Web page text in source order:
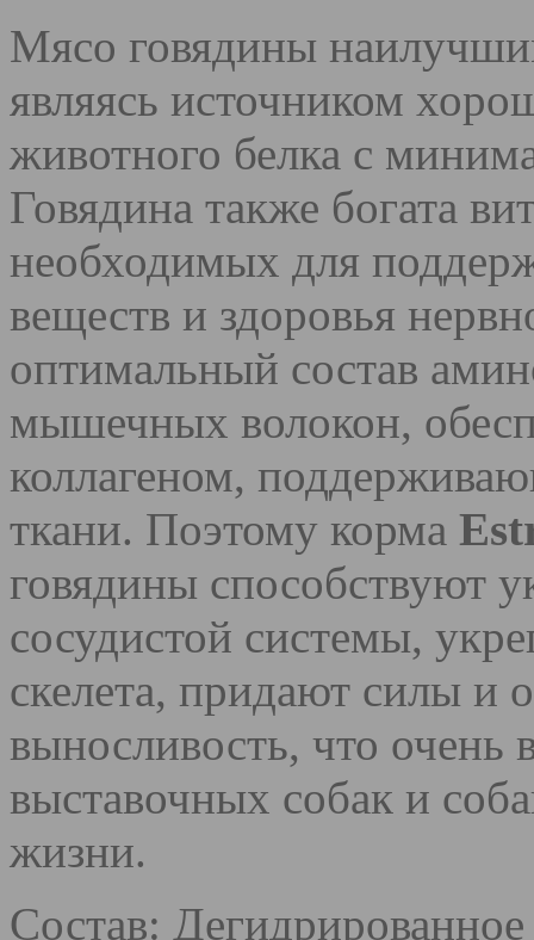
Мясо говядины
являясь источником
животного белка с
Говядина также богата
необходимых для
веществ и здоровья
оптимальный состав
мышечных волокон,
коллагеном,
ткани. Поэтому корма
говядины способствуют
сосудистой системы,
скелета, придают силы и
выносливость, что очень
выставочных собак и
жизни.
Состав: